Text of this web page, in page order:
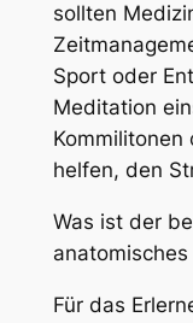
sollten
Sport oder
Meditation
helfen, den
Was ist der
Für das